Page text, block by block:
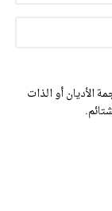
الأديان أو الذات